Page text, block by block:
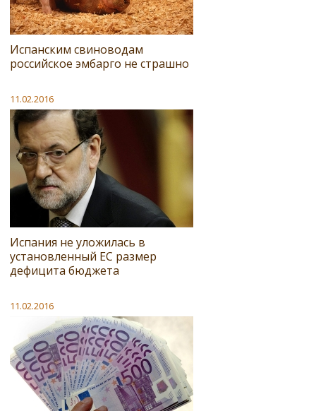
Испанским свиноводам
российское эмбарго не страшно
11.02.2016
Испания не уложилась в
установленный ЕС размер
дефицита бюджета
11.02.2016